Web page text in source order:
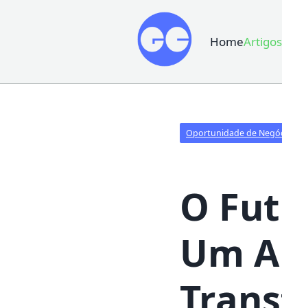
HomeArtigos
Oportunidade de
O
Um